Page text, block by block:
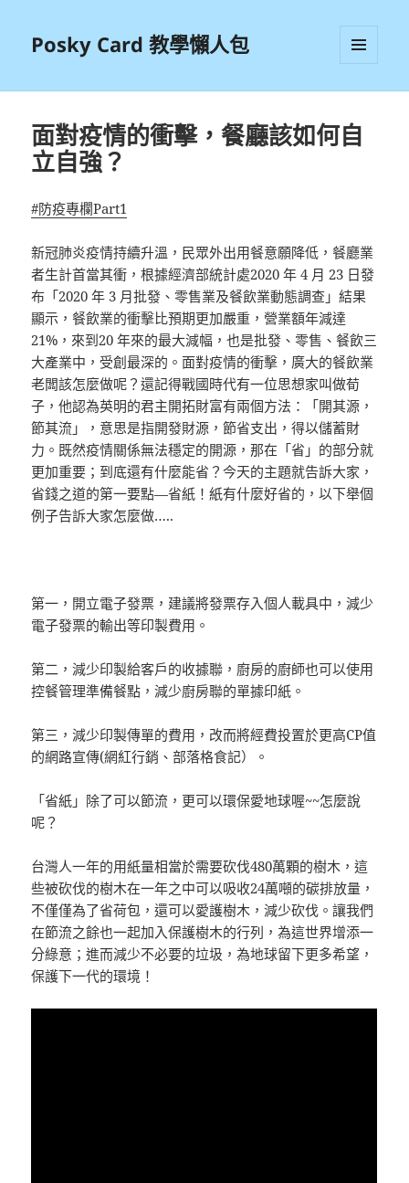
Posky Card 教學懶人包
小工具
面對疫情的衝擊，餐廳該如何自
立自強？
#防疫專欄Part1
新冠肺炎疫情持續升溫，民眾外出用餐意願降低，餐廳業
者生計首當其衝，根據經濟部統計處2020 年 4 月 23 日發
布「2020 年 3 月批發、零售業及餐飲業動態調查」結果
顯示，餐飲業的衝擊比預期更加嚴重，營業額年減達
21%，來到20 年來的最大減幅，也是批發、零售、餐飲三
大產業中，受創最深的。面對疫情的衝擊，廣大的餐飲業
老闆該怎麼做呢？還記得戰國時代有一位思想家叫做荀
子，他認為英明的君主開拓財富有兩個方法：「開其源，
節其流」，意思是指開發財源，節省支出，得以儲蓄財
力。既然疫情關係無法穩定的開源，那在「省」的部分就
更加重要；到底還有什麼能省？今天的主題就告訴大家，
省錢之道的第一要點—省紙！紙有什麼好省的，以下舉個
例子告訴大家怎麼做…..
第一，開立電子發票，建議將發票存入個人載具中，減少
電子發票的輸出等印製費用。
第二，減少印製給客戶的收據聯，廚房的廚師也可以使用
控餐管理準備餐點，減少廚房聯的單據印紙。
第三，減少印製傳單的費用，改而將經費投置於更高CP值
的網路宣傳(網紅行銷、部落格食記）。
「省紙」除了可以節流，更可以環保愛地球喔~~怎麼說
呢？
台灣人一年的用紙量相當於需要砍伐480萬顆的樹木，這
些被砍伐的樹木在一年之中可以吸收24萬噸的碳排放量，
不僅僅為了省荷包，還可以愛護樹木，減少砍伐。讓我們
在節流之餘也一起加入保護樹木的行列，為這世界增添一
分綠意；進而減少不必要的垃圾，為地球留下更多希望，
保護下一代的環境！